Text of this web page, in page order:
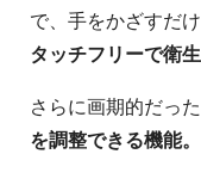
で、手をかざすだ
タッチフリーで衛
さらに画期的だった
を調整できる機能。